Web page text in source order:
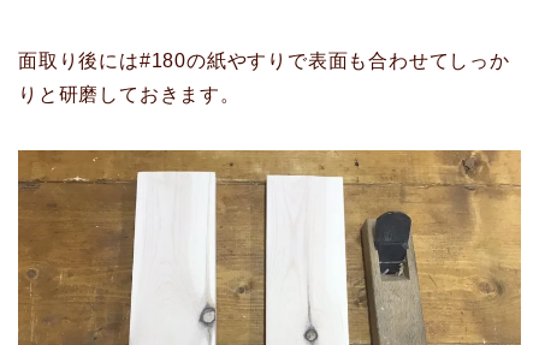
面取り後には#180の紙やすりで表面も合わせてしっか
りと研磨しておきます。